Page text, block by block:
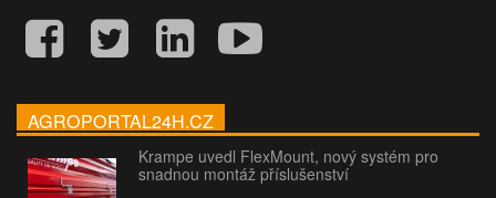
AGROPORTAL24H.CZ
Krampe uvedl FlexMount, nový systém pro
snadnou montáž příslušenství